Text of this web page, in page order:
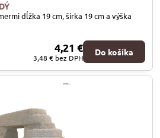
dĺžka 19 cm, šírka 19 cm a výška
4,21 €
3,48 € bez DPH
Do košíka